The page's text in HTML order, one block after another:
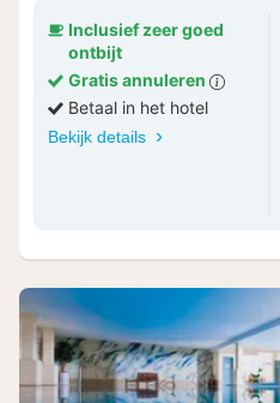
Inclusief zeer goed
ontbijt
Gratis annuleren
Betaal in het hotel
Bekijk details